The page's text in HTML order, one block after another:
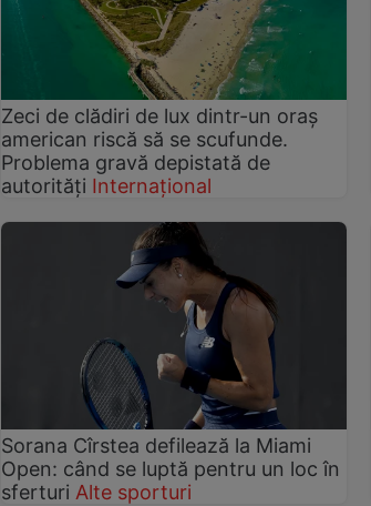
Zeci de clădiri de lux dintr-un oraș
american riscă să se scufunde.
Problema gravă depistată de
autorități Internațional
Sorana Cîrstea defilează la Miami
Open: când se luptă pentru un loc în
sferturi Alte sporturi